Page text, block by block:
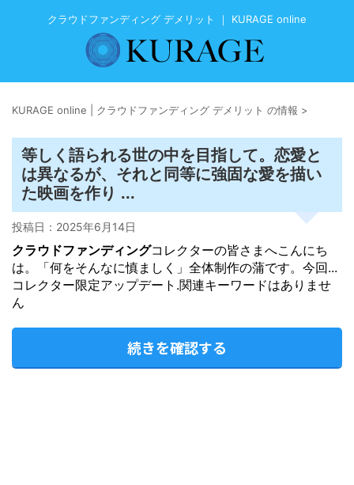
クラウドファンディング デメリット ｜ KURAGE online
KURAGE online | クラウドファンディング デメリット の情報 >
等しく語られる世の中を目指して。恋愛と
は異なるが、それと同等に強固な愛を描い
た映画を作り ...
投稿日： 2025年6月14日
クラウドファンディングコレクターの皆さまへこんにち
は。「何をそんなに慎ましく」全体制作の蒲です。今回...
コレクター限定アップデート.関連キーワードはありませ
ん
続きを確認する